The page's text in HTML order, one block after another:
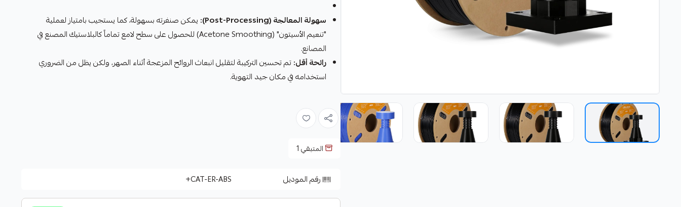
سهولة المعالجة (Post-Processing):
يمكن صنفرته بسهولة، كما يستجيب بامتياز لعملية
"تنعيم الأسيتون" (Acetone Smoothing) للحصول على سطح لامع تماماً كالبلاستيك المصنع في
المصانع.
رائحة أقل:تم تحسين التركيبة لتقليل انبعاث الروائح المزعجة أثناء الصهر، ولكن يظل من الضروري
استخدامه في مكان جيد التهوية.
المتبقي1
رقم الموديل CAT-ER-ABS+